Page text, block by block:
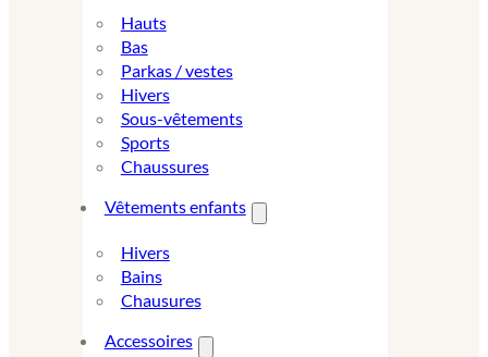
Hauts
Bas
Parkas / vestes
Hivers
Sous-vêtements
Sports
Chaussures
Vêtements enfants
Hivers
Bains
Chausures
Accessoires